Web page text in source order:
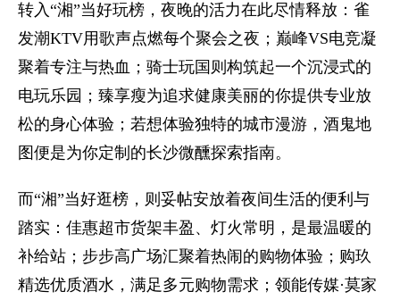
转入“湘”当好玩榜，夜晚的活力在此尽情释放：雀
发潮KTV用歌声点燃每个聚会之夜；巅峰VS电竞凝
聚着专注与热血；骑士玩国则构筑起一个沉浸式的
电玩乐园；臻享瘦为追求健康美丽的你提供专业放
松的身心体验；若想体验独特的城市漫游，酒鬼地
图便是为你定制的长沙微醺探索指南。
而“湘”当好逛榜，则妥帖安放着夜间生活的便利与
踏实：佳惠超市货架丰盈、灯火常明，是最温暖的
补给站；步步高广场汇聚着热闹的购物体验；购玖
精选优质酒水，满足多元购物需求；领能传媒·莫家